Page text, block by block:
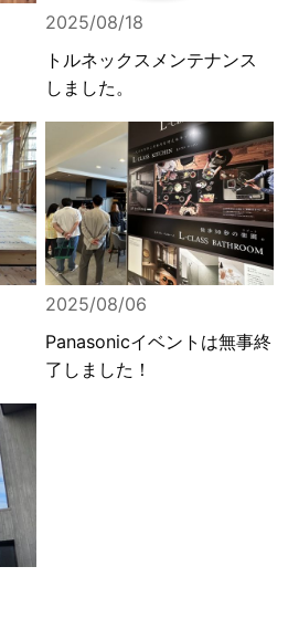
2025/08/18
トルネックスメンテナンス
しました。
2025/08/06
Panasonicイベントは無事終
了しました！